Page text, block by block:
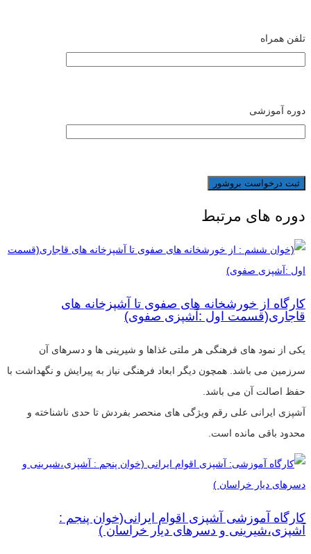
تلفن همراه
دوره آموزشی
دوره های مرتبط
کارگاه از خورشخانه های صفوی تا آشپزخانه های
قاجاری(قسمت اول :آشپزی صفوی)
یکی از نمود های فرهنگی هر ملتی غذاها و شیرینی ها و دسرهای آن
سرزمین می باشد. همچون دیگر ابعاد فرهنگی نیاز به پیرایش و نگهداشت با
حفظ اصالت آن می باشد.
آشپزی ایرانی علی رقم ویژگی های منحصر بفردش تا حدی ناشناخته و
محدود باقی مانده است.
کارگاه آموزشی آشپزی اقوام ایرانی(خوان پنجم :
آشپزی،شیرینی و دسرهای دیار خراسان )